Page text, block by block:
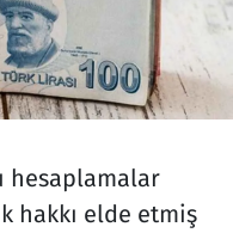
hesaplamalar
hakkı elde etmiş